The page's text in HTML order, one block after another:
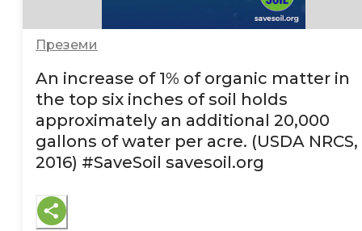
An increase of 1% of organic matter in
the top six inches of soil holds
approximately an additional 20,000
gallons of water per acre. (USDA NRCS,
2016) #SaveSoil savesoil.org
Преземи